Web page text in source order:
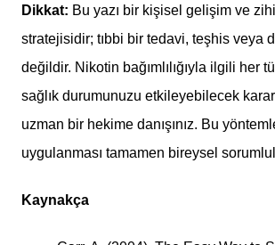
Dikkat: Bu yazı bir kişisel gelişim ve
stratejisidir; tıbbi bir tedavi, teşhis veya
değildir. Nikotin bağımlılığıyla ilgili her
sağlık durumunuzu etkileyebilecek
uzman bir hekime danışınız. Bu
uygulanması tamamen bireysel
Kaynakça